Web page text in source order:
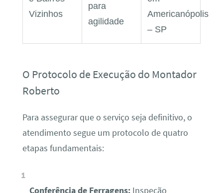
Vizinhos
para
agilidade
Americanópolis
– SP
O Protocolo de Execução do Montador
Roberto
Para assegurar que o serviço seja definitivo, o
atendimento segue um protocolo de quatro
etapas fundamentais:
Conferência de Ferragens:Inspeção